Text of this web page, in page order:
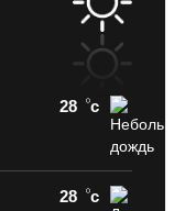
28 c
28 c